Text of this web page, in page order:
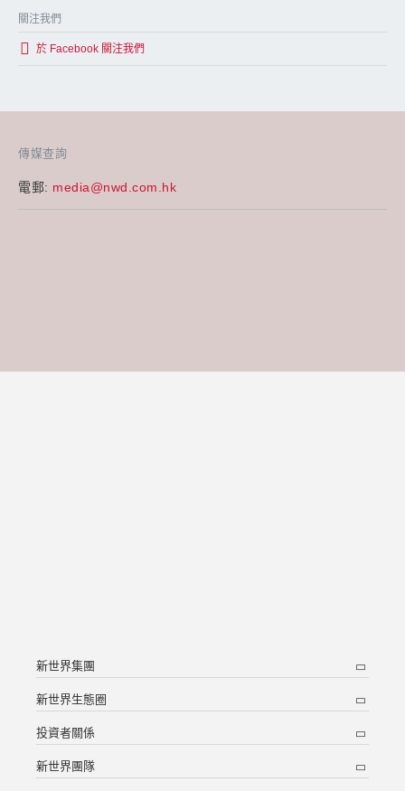
傳媒查詢
電郵: media@nwd.com.hk
關注我們
於 Facebook 關注我們
新世界集團
新世界生態圈
投資者關係
新世界團隊